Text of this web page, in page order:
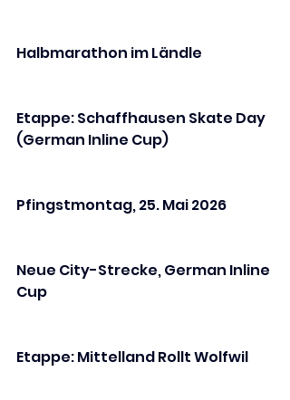
Halbmarathon im Ländle
Etappe: Schaffhausen Skate Day
(German Inline Cup)
Pfingstmontag, 25. Mai 2026
Neue City-Strecke, German Inline
Cup
Etappe: Mittelland Rollt Wolfwil